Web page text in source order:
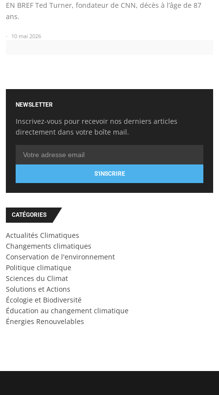
EN BREF Ted Turner, fondateur de CNN, décès à l’âge de 87
ans.
10 mai 2026
NEWSLETTER
Inscrivez-vous pour recevoir nos derniers articles
directement dans votre boîte mail.
S'INSCRIRE
CATÉGORIES
Actualités Climatiques
Changements climatiques
Conservation de l'environnement
Politique climatique
Sciences du Climat
Solutions et Actions
Écologie et Biodiversité
Éducation au changement climatique
Énergies Renouvelables